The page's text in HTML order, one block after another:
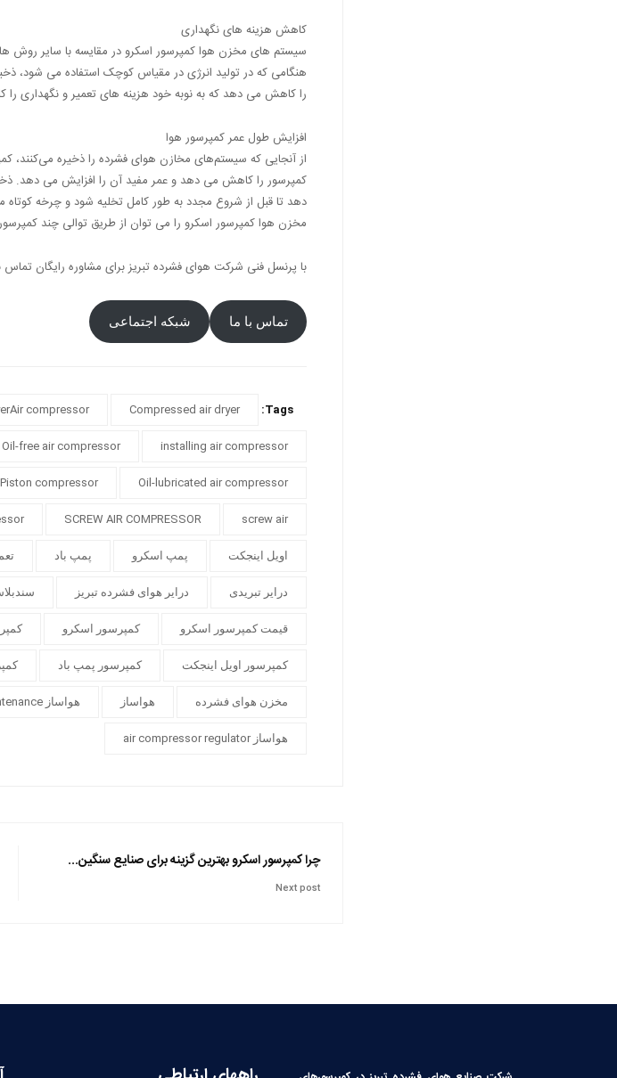
کاهش هزینه های نگهداری
سیستم های مخزن هوا کمپرسور اسکرو در مقایسه با سایر روش های
هنگامی که در تولید انرژی در مقیاس کوچک استفاده می شود،
را کاهش می دهد که به نوبه خود هزینه های تعمیر و نگهداری
افزایش طول عمر کمپرسور هوا
از آنجایی که سیستم‌های مخازن هوای فشرده را ذخیره می‌کنند،
کمپرسور را کاهش می دهد و عمر مفید آن را افزایش می دهد.
دهد تا قبل از شروع مجدد به طور کامل تخلیه شود و چرخه
مخزن هوا کمپرسور اسکرو را می توان از طریق توالی چند
با پرنسل فنی شرکت هوای فشرده تبریز برای مشاوره رایگان تماس
تماس با ما شبکه اجتماعی
Tags:
Compressed air dryer
compressor
installing air compressor
Oil-free air compressor
Oil-lubricated air compressor
Piston compressor
screw air
SCREW AIR COMPRESSOR
اویل اینجکت پمپ اسکرو پمپ باد
درایر تبریدی درایر هوای فشرده تبریز
قیمت کمپرسور اسکرو کمپرسور اسکرو
کمپرسور اویل اینجکت کمپرسور پمپ باد
مخزن هوای فشرده هواساز هواساز Air compressor maintenance
هواساز air compressor regulator
چرا کمپرسور اسکرو بهترین گزینه برای صنایع سنگین...
Next post